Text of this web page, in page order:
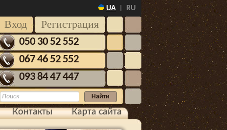
UA RU
Регистрация
Вход
050 30 52 552
067 46 52 552
093 84 47 447
Контакты Карта сайта